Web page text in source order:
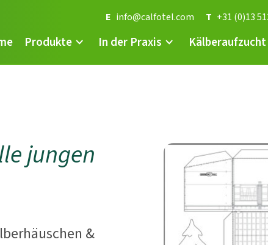
E info@calfotel.com T +31 (0)13
Produkte In der Praxis Kälberaufzucht
jungen
&